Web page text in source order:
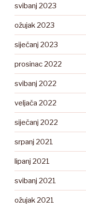
svibanj 2023
ožujak 2023
siječanj 2023
prosinac 2022
svibanj 2022
veljača 2022
siječanj 2022
srpanj 2021
lipanj 2021
svibanj 2021
ožujak 2021